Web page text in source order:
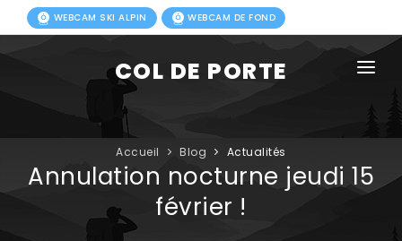
WEBCAM SKI ALPIN WEBCAM DE FOND
COL DE PORTE
FORFAITS
Accueil Blog Actualités
Annulation nocturne jeudi 15
février !